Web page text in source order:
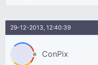
29-12-2013, 12:40:39
ConPix